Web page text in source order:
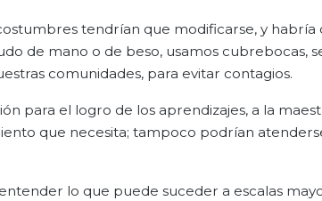
tendrían que modificarse, y
de mano o de beso, usamos cubrebocas,
comunidades, para evitar contagios.
para el logro de los aprendizajes, a la
que necesita; tampoco podrían
lo que puede suceder a escalas